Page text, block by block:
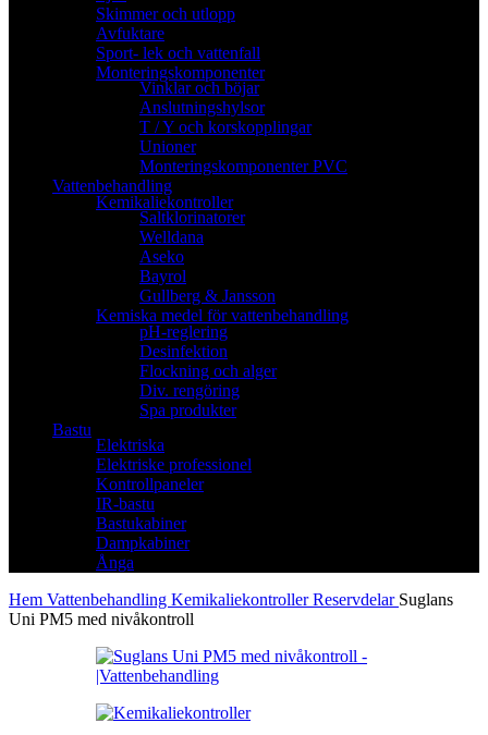
Skimmer och utlopp
Avfuktare
Sport- lek och vattenfall
Monteringskomponenter
Vinklar och böjar
Anslutningshylsor
T / Y och korskopplingar
Unioner
Monteringskomponenter PVC
Vattenbehandling
Kemikaliekontroller
Saltklorinatorer
Welldana
Aseko
Bayrol
Gullberg & Jansson
Kemiska medel för vattenbehandling
pH-reglering
Desinfektion
Flockning och alger
Div. rengöring
Spa produkter
Bastu
Elektriska
Elektriske professionel
Kontrollpaneler
IR-bastu
Bastukabiner
Dampkabiner
Ånga
Hem Vattenbehandling KemikaliekontrollerReservdelar Suglans
Uni PM5 med nivåkontroll